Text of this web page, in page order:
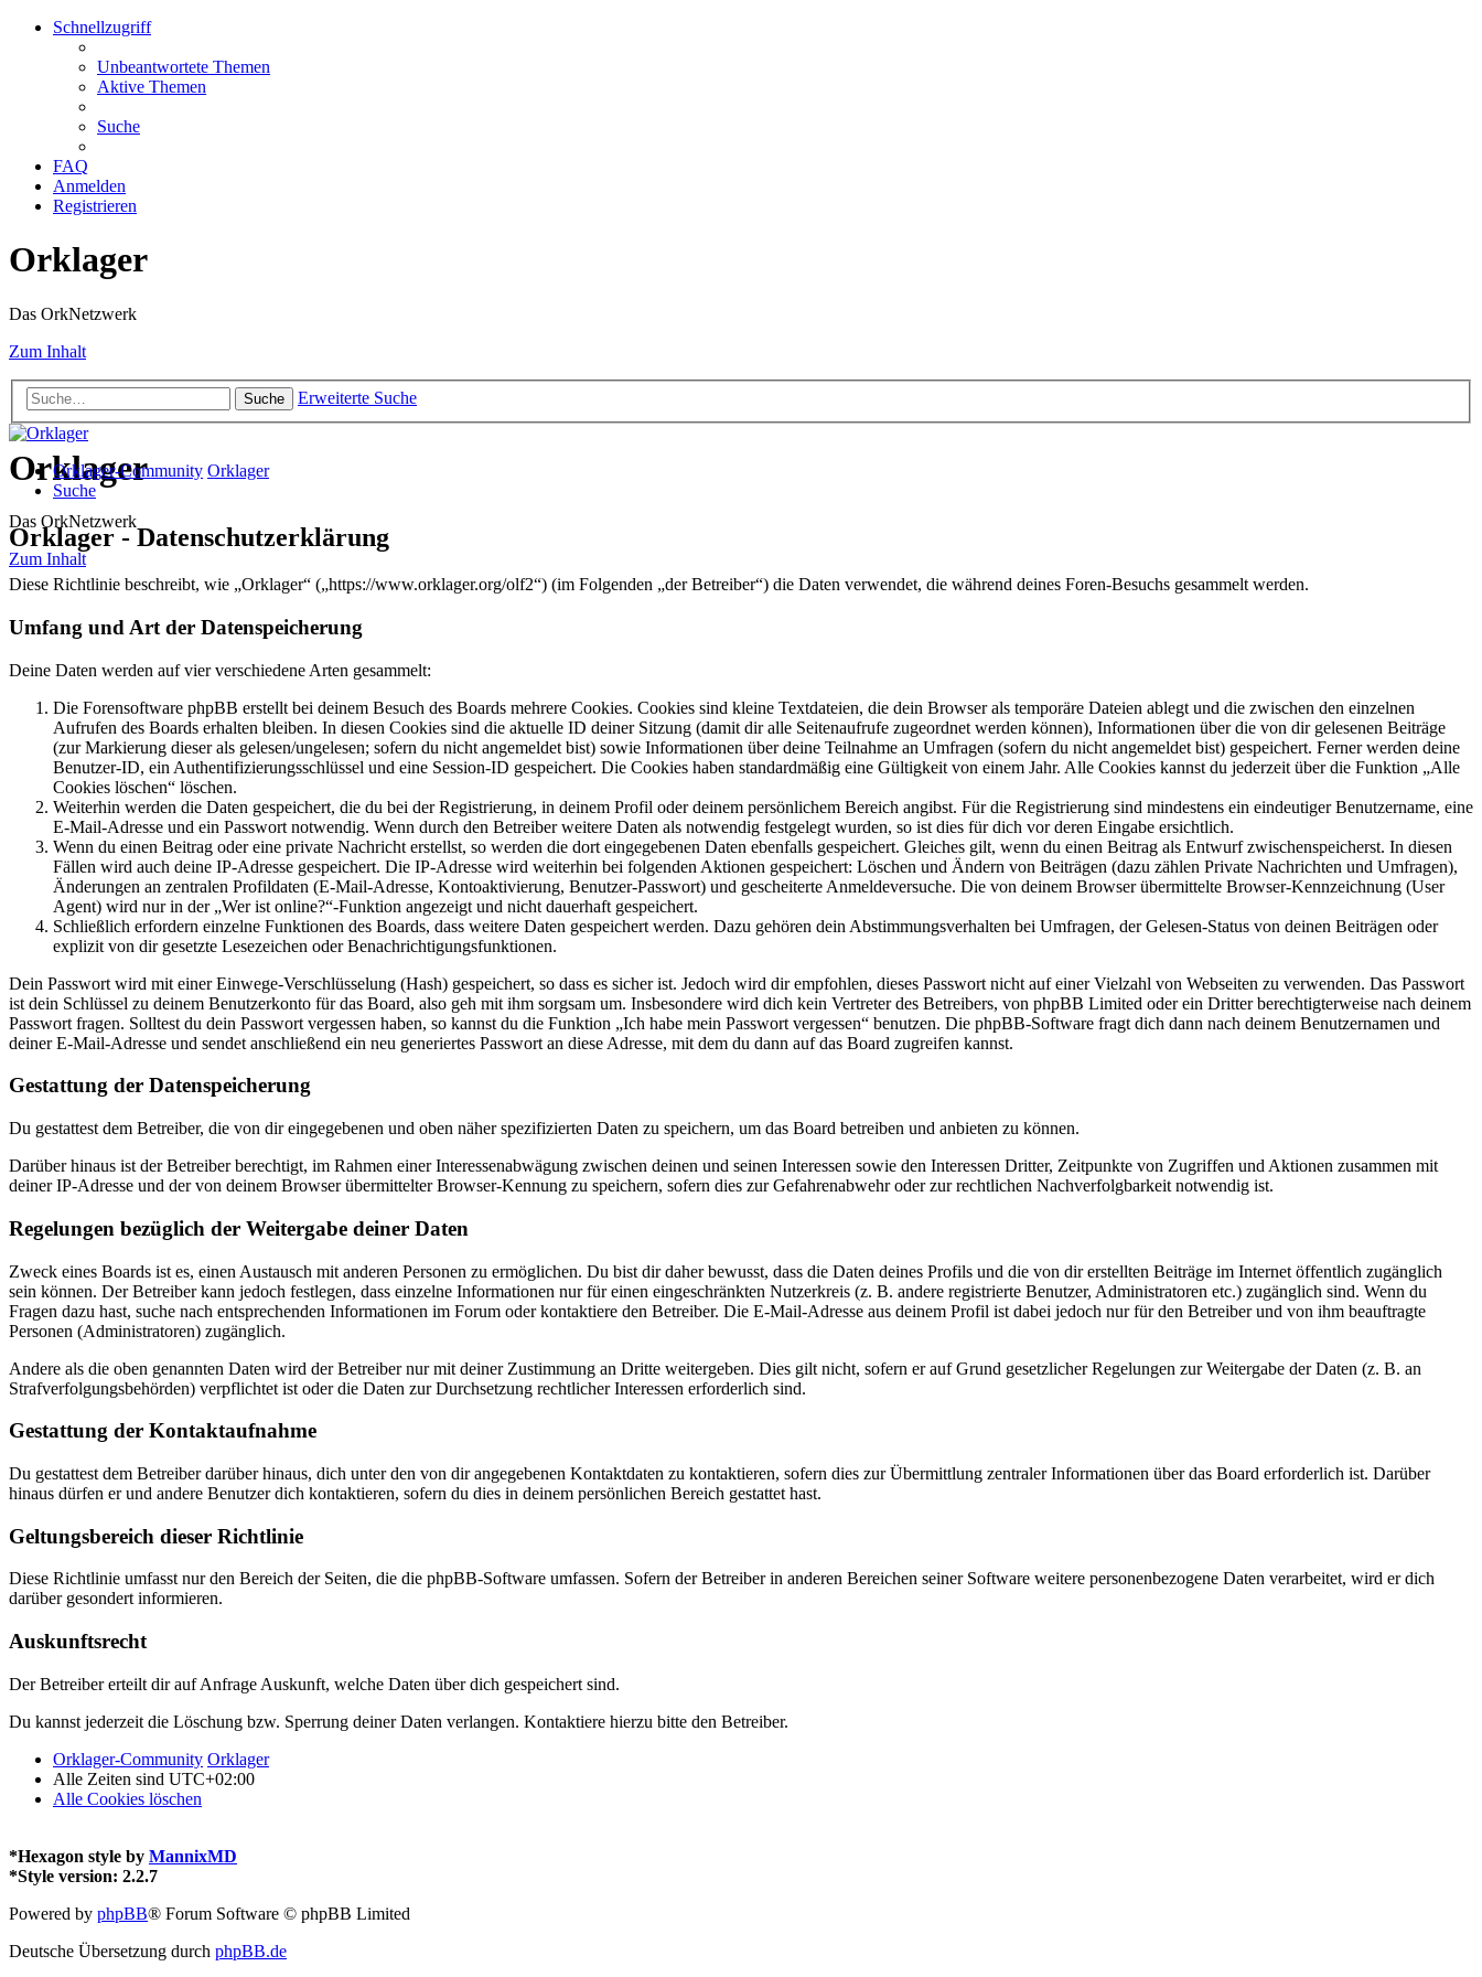
Schnellzugriff
Unbeantwortete Themen
Aktive Themen
Suche
FAQ
Anmelden
Registrieren
Orklager
Das OrkNetzwerk
Zum Inhalt
Suche Erweiterte Suche
Orklager
Das OrkNetzwerk
Zum Inhalt
Orklager-Community Orklager
Suche
Orklager - Datenschutzerklärung
Diese Richtlinie beschreibt, wie „Orklager“ („https://www.orklager.org/olf2“) (im Folgenden „der Betreiber“) die Daten verwendet, die während deines Foren-Besuchs gesammelt werden.
Umfang und Art der Datenspeicherung
Deine Daten werden auf vier verschiedene Arten gesammelt:
Die Forensoftware phpBB erstellt bei deinem Besuch des Boards mehrere Cookies. Cookies sind kleine Textdateien, die dein Browser als temporäre Dateien ablegt und die zwischen den einzelnen
Aufrufen des Boards erhalten bleiben. In diesen Cookies sind die aktuelle ID deiner Sitzung (damit dir alle Seitenaufrufe zugeordnet werden können), Informationen über die von dir gelesenen Beiträge
(zur Markierung dieser als gelesen/ungelesen; sofern du nicht angemeldet bist) sowie Informationen über deine Teilnahme an Umfragen (sofern du nicht angemeldet bist) gespeichert. Ferner werden deine
Benutzer-ID, ein Authentifizierungsschlüssel und eine Session-ID gespeichert. Die Cookies haben standardmäßig eine Gültigkeit von einem Jahr. Alle Cookies kannst du jederzeit über die Funktion „Alle
Cookies löschen“ löschen.
Weiterhin werden die Daten gespeichert, die du bei der Registrierung, in deinem Profil oder deinem persönlichem Bereich angibst. Für die Registrierung sind mindestens ein eindeutiger Benutzername, eine
E-Mail-Adresse und ein Passwort notwendig. Wenn durch den Betreiber weitere Daten als notwendig festgelegt wurden, so ist dies für dich vor deren Eingabe ersichtlich.
Wenn du einen Beitrag oder eine private Nachricht erstellst, so werden die dort eingegebenen Daten ebenfalls gespeichert. Gleiches gilt, wenn du einen Beitrag als Entwurf zwischenspeicherst. In diesen
Fällen wird auch deine IP-Adresse gespeichert. Die IP-Adresse wird weiterhin bei folgenden Aktionen gespeichert: Löschen und Ändern von Beiträgen (dazu zählen Private Nachrichten und Umfragen),
Änderungen an zentralen Profildaten (E-Mail-Adresse, Kontoaktivierung, Benutzer-Passwort) und gescheiterte Anmeldeversuche. Die von deinem Browser übermittelte Browser-Kennzeichnung (User
Agent) wird nur in der „Wer ist online?“-Funktion angezeigt und nicht dauerhaft gespeichert.
Schließlich erfordern einzelne Funktionen des Boards, dass weitere Daten gespeichert werden. Dazu gehören dein Abstimmungsverhalten bei Umfragen, der Gelesen-Status von deinen Beiträgen oder
explizit von dir gesetzte Lesezeichen oder Benachrichtigungsfunktionen.
Dein Passwort wird mit einer Einwege-Verschlüsselung (Hash) gespeichert, so dass es sicher ist. Jedoch wird dir empfohlen, dieses Passwort nicht auf einer Vielzahl von Webseiten zu verwenden. Das Passwort
ist dein Schlüssel zu deinem Benutzerkonto für das Board, also geh mit ihm sorgsam um. Insbesondere wird dich kein Vertreter des Betreibers, von phpBB Limited oder ein Dritter berechtigterweise nach deinem
Passwort fragen. Solltest du dein Passwort vergessen haben, so kannst du die Funktion „Ich habe mein Passwort vergessen“ benutzen. Die phpBB-Software fragt dich dann nach deinem Benutzernamen und
deiner E-Mail-Adresse und sendet anschließend ein neu generiertes Passwort an diese Adresse, mit dem du dann auf das Board zugreifen kannst.
Gestattung der Datenspeicherung
Du gestattest dem Betreiber, die von dir eingegebenen und oben näher spezifizierten Daten zu speichern, um das Board betreiben und anbieten zu können.
Darüber hinaus ist der Betreiber berechtigt, im Rahmen einer Interessenabwägung zwischen deinen und seinen Interessen sowie den Interessen Dritter, Zeitpunkte von Zugriffen und Aktionen zusammen mit
deiner IP-Adresse und der von deinem Browser übermittelter Browser-Kennung zu speichern, sofern dies zur Gefahrenabwehr oder zur rechtlichen Nachverfolgbarkeit notwendig ist.
Regelungen bezüglich der Weitergabe deiner Daten
Zweck eines Boards ist es, einen Austausch mit anderen Personen zu ermöglichen. Du bist dir daher bewusst, dass die Daten deines Profils und die von dir erstellten Beiträge im Internet öffentlich zugänglich
sein können. Der Betreiber kann jedoch festlegen, dass einzelne Informationen nur für einen eingeschränkten Nutzerkreis (z. B. andere registrierte Benutzer, Administratoren etc.) zugänglich sind. Wenn du
Fragen dazu hast, suche nach entsprechenden Informationen im Forum oder kontaktiere den Betreiber. Die E-Mail-Adresse aus deinem Profil ist dabei jedoch nur für den Betreiber und von ihm beauftragte
Personen (Administratoren) zugänglich.
Andere als die oben genannten Daten wird der Betreiber nur mit deiner Zustimmung an Dritte weitergeben. Dies gilt nicht, sofern er auf Grund gesetzlicher Regelungen zur Weitergabe der Daten (z. B. an
Strafverfolgungsbehörden) verpflichtet ist oder die Daten zur Durchsetzung rechtlicher Interessen erforderlich sind.
Gestattung der Kontaktaufnahme
Du gestattest dem Betreiber darüber hinaus, dich unter den von dir angegebenen Kontaktdaten zu kontaktieren, sofern dies zur Übermittlung zentraler Informationen über das Board erforderlich ist. Darüber
hinaus dürfen er und andere Benutzer dich kontaktieren, sofern du dies in deinem persönlichen Bereich gestattet hast.
Geltungsbereich dieser Richtlinie
Diese Richtlinie umfasst nur den Bereich der Seiten, die die phpBB-Software umfassen. Sofern der Betreiber in anderen Bereichen seiner Software weitere personenbezogene Daten verarbeitet, wird er dich
darüber gesondert informieren.
Auskunftsrecht
Der Betreiber erteilt dir auf Anfrage Auskunft, welche Daten über dich gespeichert sind.
Du kannst jederzeit die Löschung bzw. Sperrung deiner Daten verlangen. Kontaktiere hierzu bitte den Betreiber.
Orklager-Community Orklager
Alle Zeiten sind UTC+02:00
Alle Cookies löschen
*Hexagon style by MannixMD
*Style version: 2.2.7
Powered by phpBB® Forum Software © phpBB Limited
Deutsche Übersetzung durch phpBB.de